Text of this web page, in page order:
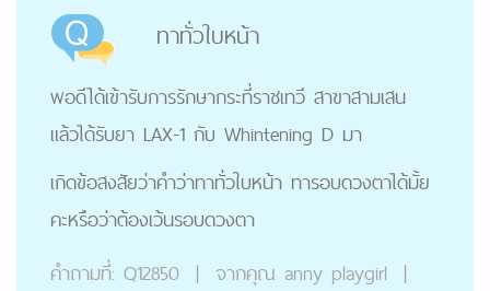
ทาทั่วใบหน้า
พอดีได้เข้ารับการรักษากระที่ราชเทวี สาขาสามเสน
แล้วได้รับยา LAX-1 กับ Whintening D มา
เกิดข้อสงสัยว่าคำว่าทาทั่วใบหน้า ทารอบดวงตาได้มั้ย
คะหรือว่าต้องเว้นรอบดวงตา
คำถามที่: Q12850 | จากคุณ anny playgirl |